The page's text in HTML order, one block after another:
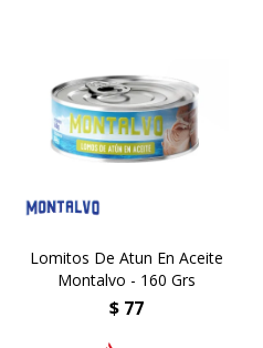
Lomitos De Atun En Aceite
Montalvo - 160 Grs
$ 77